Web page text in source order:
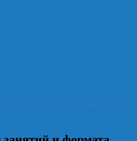
с вами подберём удобное